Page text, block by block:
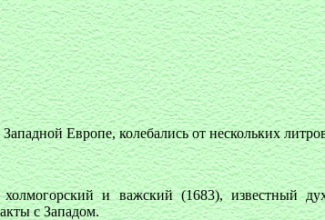
Европе, колебались от нескольких
и важский (1683), известный
с Западом.